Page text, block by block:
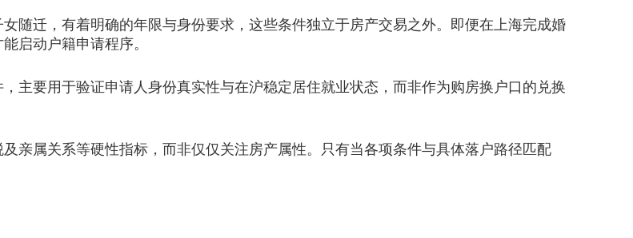
迁，有着明确的年限与身份要求，这些条件独立于房产交易之外。即便在上海完成婚
启动户籍申请程序。
要用于验证申请人身份真实性与在沪稳定居住就业状态，而非作为购房换户口的兑换
亲属关系等硬性指标，而非仅仅关注房产属性。只有当各项条件与具体落户路径匹配